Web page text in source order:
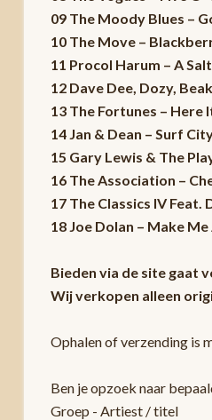
09 The Moody Blues –
10 The Move –
11 Procol Harum – A
12 Dave Dee, Dozy,
13 The Fortunes – Here
14 Jan & Dean – Surf
15 Gary Lewis & The
16 The Association –
17 The Classics IV Feat.
18 Joe Dolan – Make Me
Bieden via de site gaat
Wij verkopen alleen
Ophalen of verzending is
Ben je opzoek naar
Groep - Artiest / titel